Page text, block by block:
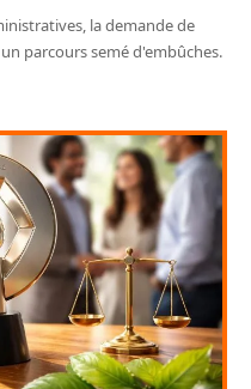
la demande de
parcours semé d'embûches.